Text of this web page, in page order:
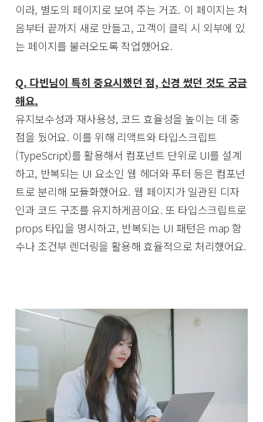
이라, 별도의 페이지로 보여 주는 거죠. 이 페이지는 처
음부터 끝까지 새로 만들고, 고객이 클릭 시 외부에 있
는 페이지를 불러오도록 작업했어요.
Q. 다빈님이 특히 중요시했던 점, 신경 썼던 것도 궁금
해요.
유지보수성과 재사용성, 코드 효율성을 높이는 데 중
점을 뒀어요. 이를 위해 리액트와 타입스크립트
(TypeScript)를 활용해서 컴포넌트 단위로 UI를 설계
하고, 반복되는 UI 요소인 웹 헤더와 푸터 등은 컴포넌
트로 분리해 모듈화했어요. 웹 페이지가 일관된 디자
인과 코드 구조를 유지하게끔이요. 또 타입스크립트로
props 타입을 명시하고, 반복되는 UI 패턴은 map 함
수나 조건부 렌더링을 활용해 효율적으로 처리했어요.